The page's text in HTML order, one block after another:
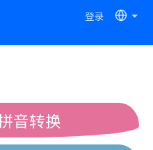
登录
音转换